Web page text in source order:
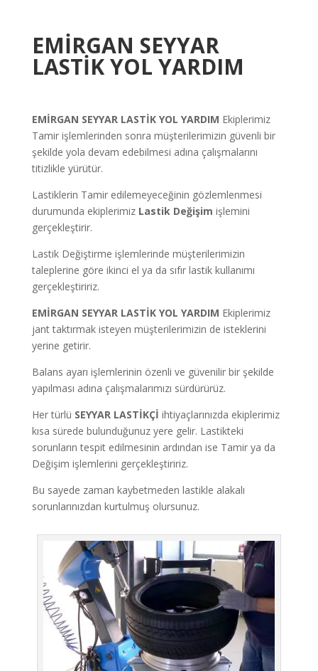
EMİRGAN SEYYAR
LASTİK YOL YARDIM
EMİRGAN SEYYAR LASTİK YOL YARDIM Ekiplerimiz
Tamir işlemlerinden sonra müşterilerimizin güvenli bir
şekilde yola devam edebilmesi adına çalışmalarını
titizlikle yürütür.
Lastiklerin Tamir edilemeyeceğinin gözlemlenmesi
durumunda ekiplerimiz Lastik Değişim işlemini
gerçekleştirir.
Lastik Değiştirme işlemlerinde müşterilerimizin
taleplerine göre ikinci el ya da sıfır lastik kullanımı
gerçekleştiririz.
EMİRGAN SEYYAR LASTİK YOL YARDIM Ekiplerimiz
jant taktırmak isteyen müşterilerimizin de isteklerini
yerine getirir.
Balans ayarı işlemlerinin özenli ve güvenilir bir şekilde
yapılması adına çalışmalarımızı sürdürürüz.
Her türlü SEYYAR LASTİKÇİ ihtiyaçlarınızda ekiplerimiz
kısa sürede bulunduğunuz yere gelir. Lastikteki
sorunların tespit edilmesinin ardından ise Tamir ya da
Değişim işlemlerini gerçekleştiririz.
Bu sayede zaman kaybetmeden lastikle alakalı
sorunlarınızdan kurtulmuş olursunuz.